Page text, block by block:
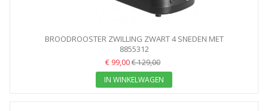
BROODROOSTER ZWILLING ZWART 4 SNEDEN MET
BROODJESVERWARMER
8855312
€ 99,00€ 129,00
IN WINKELWAGEN